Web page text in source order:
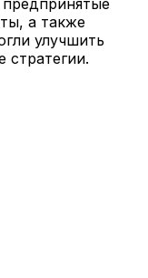
а также
улучшить